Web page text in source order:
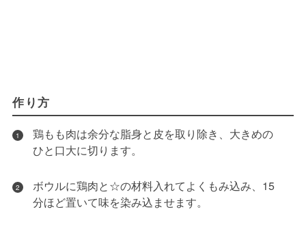
作り方
1
鶏もも肉は余分な脂身と皮を取り除き、大きめの
ひと口大に切ります。
2
ボウルに鶏肉と☆の材料入れてよくもみ込み、15
分ほど置いて味を染み込ませます。